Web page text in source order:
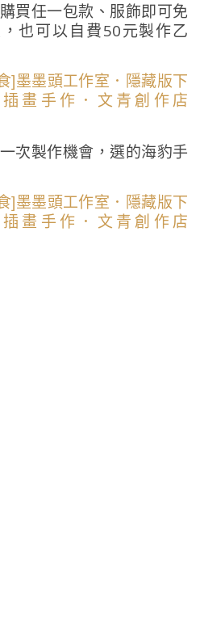
買任一包款、服飾即可免
也可以自費50元製作乙
次製作機會，選的海豹手